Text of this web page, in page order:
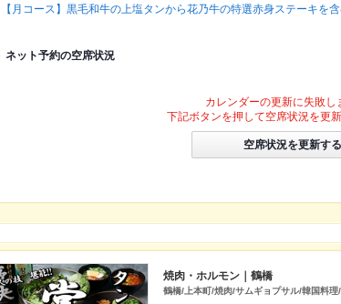
【月コース】黒毛和牛の上塩タンから花乃牛の特選赤身ステーキを
ネット予約の空席状況
カレンダーの更新に失敗し
下記ボタンを押して空席状況を更新
空席状況を更新する
焼肉・ホルモン｜鶴橋
鶴橋/上本町/焼肉/サムギョプサル/韓国料